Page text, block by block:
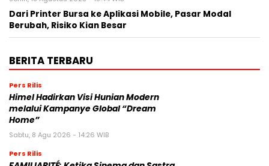
Dari Printer Bursa ke Aplikasi Mobile, Pasar Modal
Berubah, Risiko Kian Besar
BERITA TERBARU
Pers Rilis
Himel Hadirkan Visi Hunian Modern
melalui Kampanye Global “Dream
Home”
Sabtu, 8 Agu 2026 - 14:26 WIB
Pers Rilis